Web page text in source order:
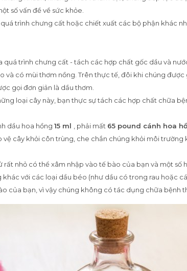
số vấn đề về sức khỏe.
trình chưng cất hoặc chiết xuất các bộ phận khác
quá trình chưng cất - tách các hợp chất gốc dầu và
và có mùi thơm nồng. Trên thực tế, đôi khi chúng được
gọi đơn giản là dầu thơm.
loại cây này, bạn thực sự tách các hợp chất chữa
dầu hoa hồng 15 ml , phải mất 65 pound cánh hoa
vệ cây khỏi côn trùng, che chắn chúng khỏi môi
rất nhỏ có thể xâm nhập vào tế bào của bạn và một
khác với các loại dầu béo (như dầu có trong rau hoặc
của bạn, vì vậy chúng không có tác dụng chữa bệnh